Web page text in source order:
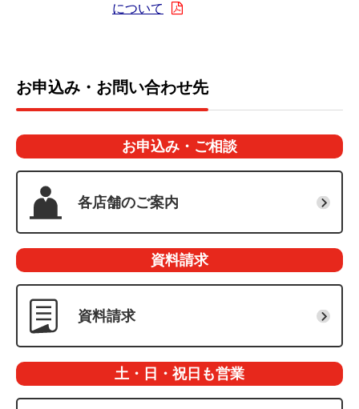
について
お申込み・お問い合わせ先
お申込み・ご相談
各店舗のご案内
資料請求
資料請求
土・日・祝日も営業